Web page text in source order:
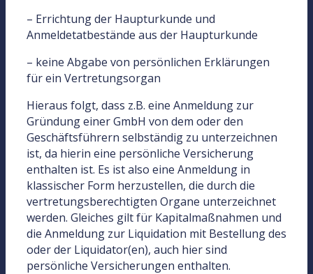
– Errichtung der Haupturkunde und
Anmeldetatbestände aus der Haupturkunde
– keine Abgabe von persönlichen Erklärungen
für ein Vertretungsorgan
Hieraus folgt, dass z.B. eine Anmeldung zur
Gründung einer GmbH von dem oder den
Geschäftsführern selbständig zu unterzeichnen
ist, da hierin eine persönliche Versicherung
enthalten ist. Es ist also eine Anmeldung in
klassischer Form herzustellen, die durch die
vertretungsberechtigten Organe unterzeichnet
werden. Gleiches gilt für Kapitalmaßnahmen und
die Anmeldung zur Liquidation mit Bestellung des
oder der Liquidator(en), auch hier sind
persönliche Versicherungen enthalten.